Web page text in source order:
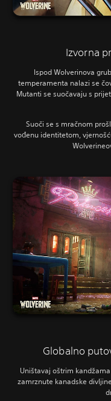
Izvorna
Ispod Wolverinova
temperamenta nalazi se
Mutanti se suočavaju s
Suoči se s mračnom
vođenu identitetom,
Globalno
Uništavaj oštrim
zamrznute kanadske